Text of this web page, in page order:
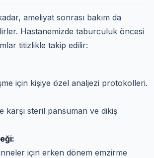
ameliyat sonrası bakım da
Hastanemizde taburculuk öncesi
titizlikle takip edilir:
için kişiye özel analjezi protokolleri.
karşı steril pansuman ve dikiş
için erken dönem emzirme